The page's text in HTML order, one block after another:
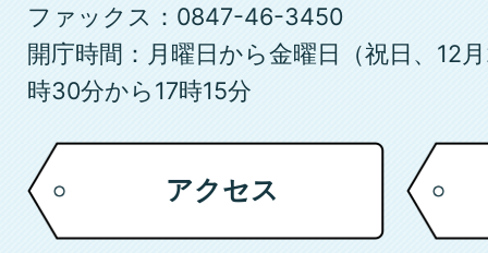
ファックス：0847-46-3450
開庁時間：月曜日から金曜日（祝日、12
時30分から17時15分
アクセス